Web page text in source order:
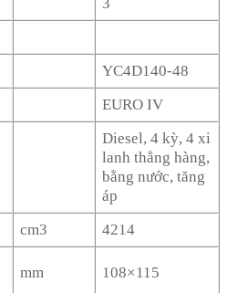
YC4D140-48
EURO IV
Diesel, 4 kỳ, 4 xi
lanh thẳng hàng,
bằng nước, tăng
áp
cm3
4214
mm 108×115